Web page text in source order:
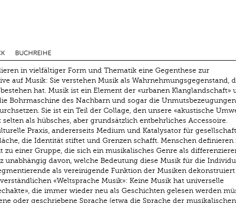
BUCHREIHE
in vielfältiger Form und Thematik eine Gegenthese zur
auf Musik: Sie verstehen Musik als Wahrnehmungsgegenstand,
hat. Musik ist ein Element der «urbanen Klanglandschaft»
Bohrmaschine des Nachbarn und sogar die
Sie ist ein Teil der Collage, den unsere «akustische
als hübsches, aber grundsätzlich entbehrliches Accessoire.
Praxis, andererseits Medium und Katalysator für
die Identität stiftet und Grenzen schafft. Menschen definieren
zu einer Gruppe, die sich ein musikalisches Genre als
unabhängig davon, welche Bedeutung diese Musik für die
als vereinigende Funktion der Musiken
«Weltsprache Musik»: Keine Musik hat universelle
die immer wieder neu als Geschichten gelesen werden
oder geschriebene Sprache (etwa die Sprache der musikalischen